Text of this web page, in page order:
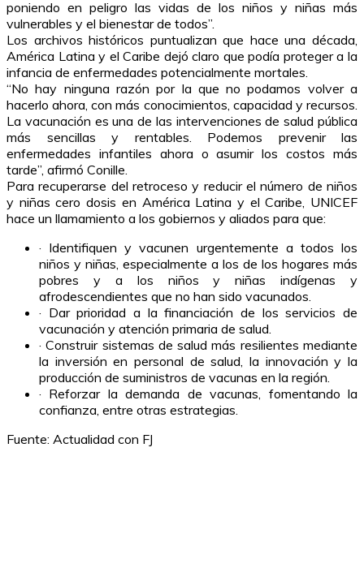
poniendo en peligro las vidas de los niños y niñas más
vulnerables y el bienestar de todos”.
Los archivos históricos puntualizan que hace una década,
América Latina y el Caribe dejó claro que podía proteger a la
infancia de enfermedades potencialmente mortales.
“No hay ninguna razón por la que no podamos volver a
hacerlo ahora, con más conocimientos, capacidad y recursos.
La vacunación es una de las intervenciones de salud pública
más sencillas y rentables. Podemos prevenir las
enfermedades infantiles ahora o asumir los costos más
tarde”, afirmó Conille.
Para recuperarse del retroceso y reducir el número de niños
y niñas cero dosis en América Latina y el Caribe, UNICEF
hace un llamamiento a los gobiernos y aliados para que:
· Identifiquen y vacunen urgentemente a todos los
niños y niñas, especialmente a los de los hogares más
pobres y a los niños y niñas indígenas y
afrodescendientes que no han sido vacunados.
· Dar prioridad a la financiación de los servicios de
vacunación y atención primaria de salud.
· Construir sistemas de salud más resilientes mediante
la inversión en personal de salud, la innovación y la
producción de suministros de vacunas en la región.
· Reforzar la demanda de vacunas, fomentando la
confianza, entre otras estrategias.
Fuente: Actualidad con FJ